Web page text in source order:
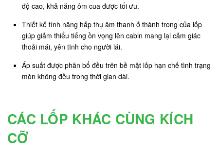
độ cao, khả năng ôm cua được tối ưu.
Thiết kế tính năng hấp thụ âm thanh ở thành trong của lốp
giúp giảm thiểu tiếng ồn vọng lên cabin mang lại cảm giác
thoải mái, yên tĩnh cho người lái.
Áp suất được phân bổ đều trên bề mặt lốp hạn chế tình trạng
mòn không đều trong thời gian dài.
CÁC LỐP KHÁC CÙNG KÍCH
CỠ